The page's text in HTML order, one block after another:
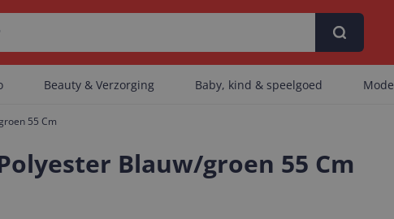
geen categorieën gevonden.
Beauty & Verzorging Baby, kind & speelgoed Mode
55 Cm
Blauw/groen 55 Cm